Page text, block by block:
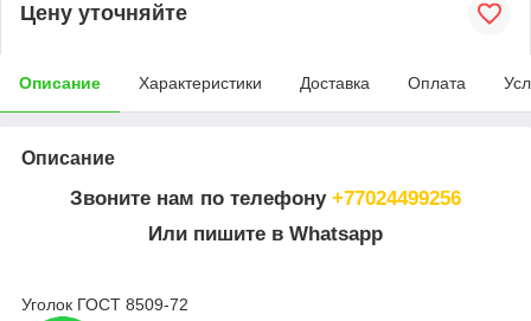
Цену уточняйте
Описание Характеристики Доставка Оплата
Описание
Звоните нам по телефону +77024499256
Или пишите в Whatsapp
Уголок ГОСТ 8509-72